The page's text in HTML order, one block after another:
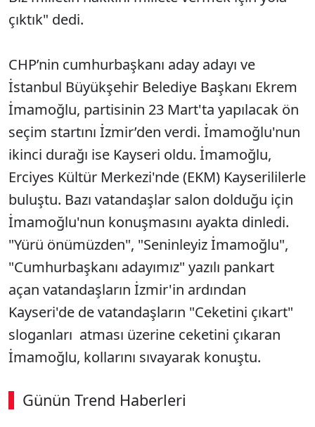
çıktık" dedi.
CHP’nin cumhurbaşkanı aday adayı ve
İstanbul Büyükşehir Belediye Başkanı Ekrem
İmamoğlu, partisinin 23 Mart'ta yapılacak ön
seçim startını İzmir’den verdi. İmamoğlu'nun
ikinci durağı ise Kayseri oldu. İmamoğlu,
Erciyes Kültür Merkezi'nde (EKM) Kayserililerle
buluştu. Bazı vatandaşlar salon dolduğu için
İmamoğlu'nun konuşmasını ayakta dinledi.
"Yürü önümüzden", "Seninleyiz İmamoğlu",
"Cumhurbaşkanı adayımız" yazılı pankart
açan vatandaşların İzmir'in ardından
Kayseri'de de vatandaşların "Ceketini çıkart"
sloganları atması üzerine ceketini çıkaran
İmamoğlu, kollarını sıvayarak konuştu.
Günün Trend Haberleri